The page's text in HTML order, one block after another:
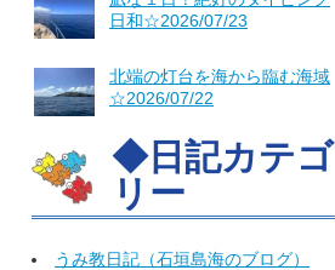
日和☆2026/07/23
北端の灯台を海から臨む海域
☆2026/07/22
◆日記カテゴ
リー
うみ教日記（石垣島海のブログ）